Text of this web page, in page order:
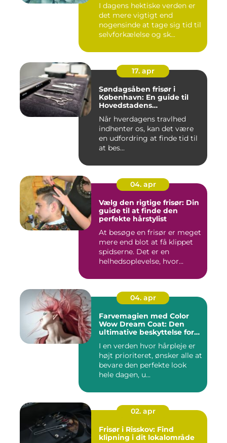
I dagens hektiske verden er
det mere vigtigt end
nogensinde at tage sig tid til
selvforkælelse og sk...
17. apr
Søndagsåben frisør i
København: En guide til
Hovedstadens
Når hverdagens travlhed
indhenter os, kan det være
en udfordring at finde tid til
at bes...
04. apr
Vælg den rigtige frisør: Din
guide til at finde den
perfekte hårstylist
At besøge en frisør er meget
mere end blot at få klippet
spidserne. Det er en
helhedsoplevelse, hvor...
04. apr
Farvemagien med Color
Wow Dream Coat: Den
ultimative beskyttelse for
I en verden hvor hårpleje er
højt prioriteret, ønsker alle at
bevare den perfekte look
hele dagen, u...
02. apr
Frisør i Risskov: Find
klipning i dit lokalområde